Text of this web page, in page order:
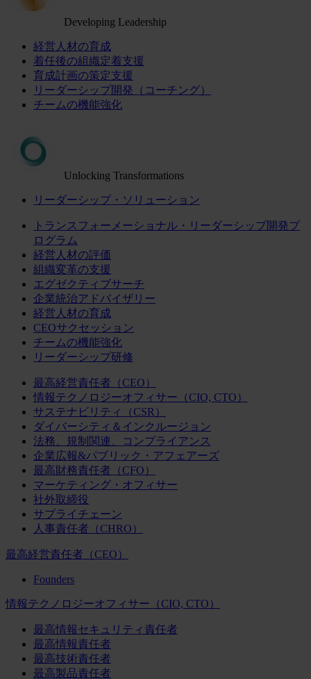
Developing Leadership
経営人材の育成
着任後の組織定着支援
育成計画の策定支援
リーダーシップ開発（コーチング）
チームの機能強化
Unlocking Transformations
リーダーシップ・ソリューション
トランスフォーメーショナル・リーダーシップ開発プ
ログラム
経営人材の評価
組織変革の支援
エグゼクティブサーチ
企業統治アドバイザリー
経営人材の育成
CEOサクセッション
チームの機能強化
リーダーシップ研修
最高経営責任者（CEO）
情報テクノロジーオフィサー（CIO, CTO）
サステナビリティ（CSR）
ダイバーシティ＆インクルージョン
法務、規制関連、コンプライアンス
企業広報&パブリック・アフェアーズ
最高財務責任者（CFO）
マーケティング・オフィサー
社外取締役
サプライチェーン
人事責任者（CHRO）
最高経営責任者（CEO）
Founders
情報テクノロジーオフィサー（CIO, CTO）
最高情報セキュリティ責任者
最高情報責任者
最高技術責任者
最高製品責任者